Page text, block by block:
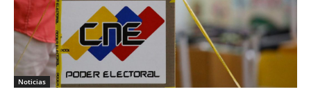
Noticias